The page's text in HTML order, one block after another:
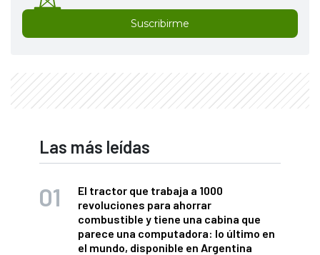
Suscribirme
Las más leídas
El tractor que trabaja a 1000
revoluciones para ahorrar
combustible y tiene una cabina que
parece una computadora: lo último en
el mundo, disponible en Argentina